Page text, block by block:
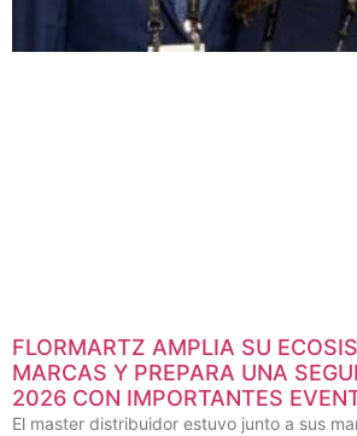
FLORMARTZ AMPLIA SU
MARCAS Y PREPARA UNA
2026 CON IMPORTANTES
El master distribuidor estuvo junto a sus